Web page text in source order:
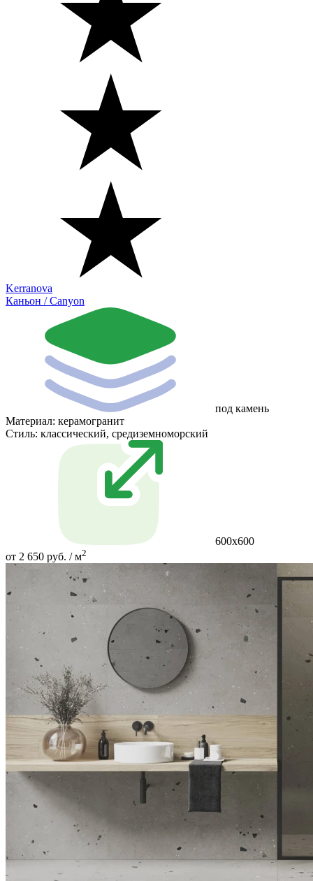
Kerranova
Каньон / Canyon
под камень
Материал: керамогранит
Стиль: классический, средиземноморский
600х600
от 2 650 руб. / м2